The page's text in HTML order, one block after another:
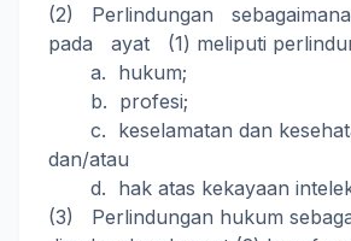
(2) Perlindungan
pada ayat (1) meliputi
a. hukum;
b. profesi;
c. keselamatan dan
dan/atau
d. hak atas kekayaan
(3) Perlindungan hukum